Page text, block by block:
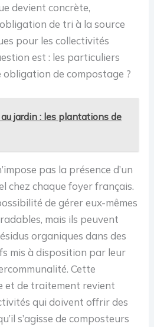
devient concrète,
de tri à la source
pour les collectivités
est : les particuliers
obligation de compostage ?
jardin : les plantations de
pas la présence d’un
chez chaque foyer français.
de gérer eux-mêmes
mais ils peuvent
organiques dans des
mis à disposition par leur
Cette
et de traitement revient
qui doivent offrir des
s’agisse de composteurs